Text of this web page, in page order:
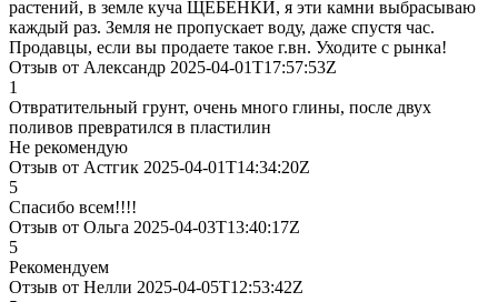
растений, в земле куча ЩЕБЕНКИ, я эти камни выбрасываю
каждый раз. Земля не пропускает воду, даже спустя час.
Продавцы, если вы продаете такое г.вн. Уходите с рынка!
Отзыв от Александр 2025-04-01T17:57:53Z
1
Отвратительный грунт, очень много глины, после двух
поливов превратился в пластилин
Не рекомендую
Отзыв от Астгик 2025-04-01T14:34:20Z
5
Спасибо всем!!!!
Отзыв от Ольга 2025-04-03T13:40:17Z
5
Рекомендуем
Отзыв от Нелли 2025-04-05T12:53:42Z